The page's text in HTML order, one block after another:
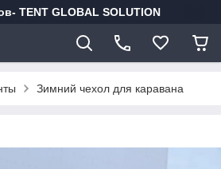
TENT GLOBAL SOLUTION
Зимний чехол для каравана